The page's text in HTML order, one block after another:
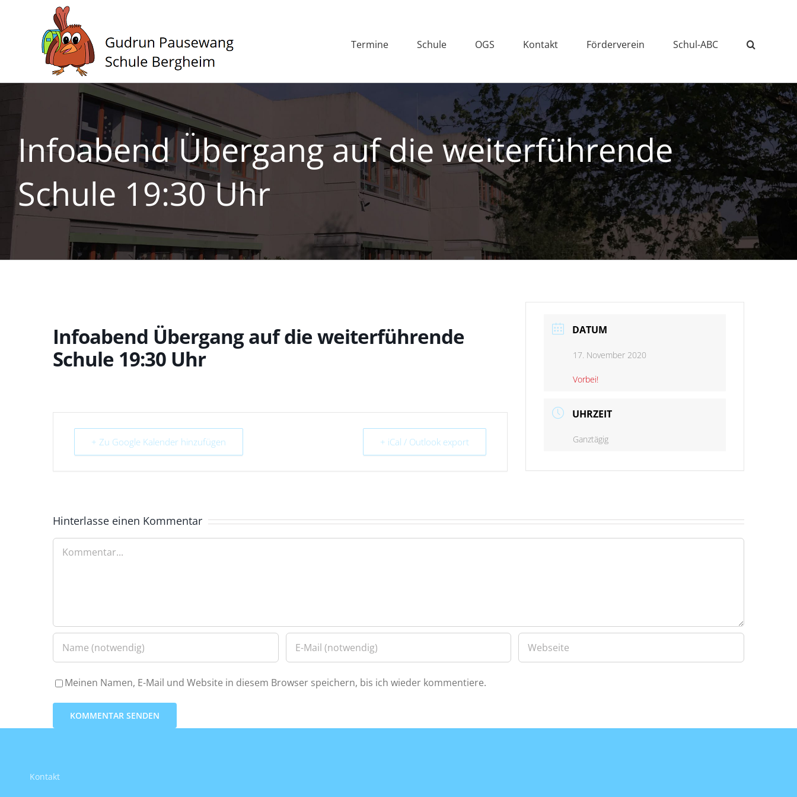
Termine Schule OGS Kontakt Förderverein Schul-ABC
Infoabend Übergang auf die weiterführende
Schule 19:30 Uhr
Infoabend Übergang auf die weiterführende
Schule 19:30 Uhr
+ Zu Google Kalender hinzufügen + iCal / Outlook export
DATUM
17. November 2020
Vorbei!
UHRZEIT
Ganztägig
Hinterlasse einen Kommentar
Kommentar
Meinen Namen, E-Mail und Website in diesem Browser speichern, bis ich wieder kommentiere.
Kontakt